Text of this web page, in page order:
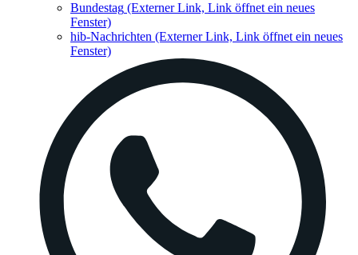
Bundestag (Externer Link, Link öffnet ein neues
Fenster)
hib-Nachrichten (Externer Link, Link öffnet ein neues
Fenster)